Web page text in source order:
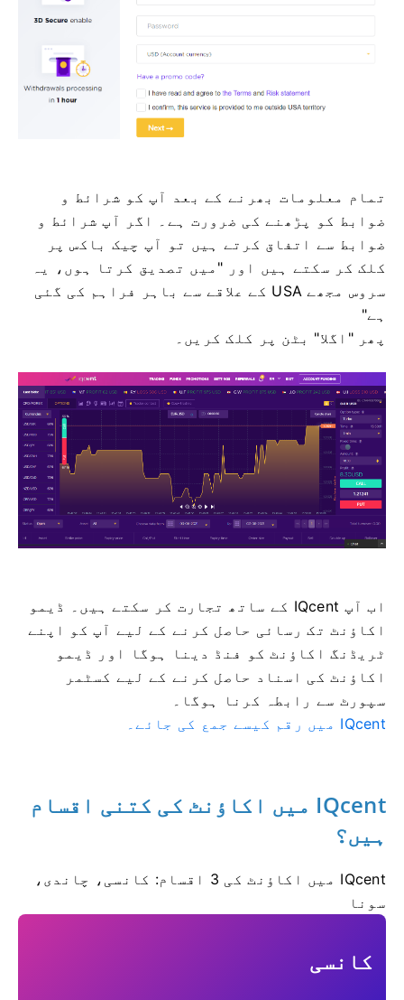
تمام معلومات بھرنے کے بعد آپ کو شرائط و
ضوابط کو پڑھنے کی ضرورت ہے۔ اگر آپ شرائط و
ضوابط سے اتفاق کرتے ہیں تو آپ چیک باکس پر
کلک کر سکتے ہیں اور "میں تصدیق کرتا ہوں، یہ
سروس مجھے USA کے علاقے سے باہر فراہم کی گئی
ہے"
پھر "اگلا" بٹن پر کلک کریں۔
اب آپ IQcent کے ساتھ تجارت کر سکتے ہیں۔
ڈیمو
اکاؤنٹ تک رسائی حاصل کرنے کے لیے آپ کو اپنے
ٹریڈنگ اکاؤنٹ کو فنڈ دینا ہوگا اور ڈیمو
اکاؤنٹ کی اسناد حاصل کرنے کے لیے کسٹمر
سپورٹ سے رابطہ کرنا ہوگا۔
IQcent میں رقم کیسے جمع کی جائے۔
IQcent میں اکاؤنٹ کی کتنی اقسام
ہیں؟
IQcent میں اکاؤنٹ کی 3 اقسام: کانسی، چاندی،
سونا
کانسی